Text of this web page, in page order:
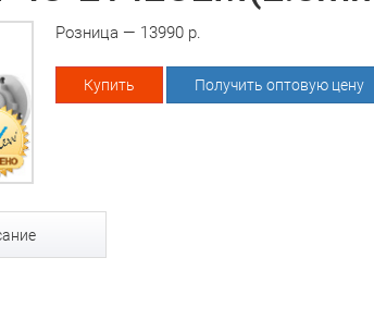
Розница — 13990 р.
Купить Получить оптовую цену